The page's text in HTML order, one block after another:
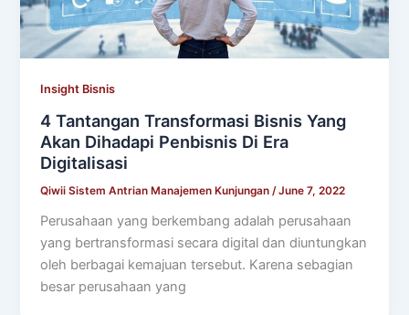
Insight Bisnis
4 Tantangan Transformasi Bisnis Yang
Akan Dihadapi Penbisnis Di Era
Digitalisasi
Qiwii Sistem Antrian Manajemen Kunjungan/June 7, 2022
Perusahaan yang berkembang adalah perusahaan
yang bertransformasi secara digital dan diuntungkan
oleh berbagai kemajuan tersebut. Karena sebagian
besar perusahaan yang